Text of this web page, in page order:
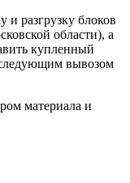
и разгрузку блоков
области), а
купленный
вывозом
материала и